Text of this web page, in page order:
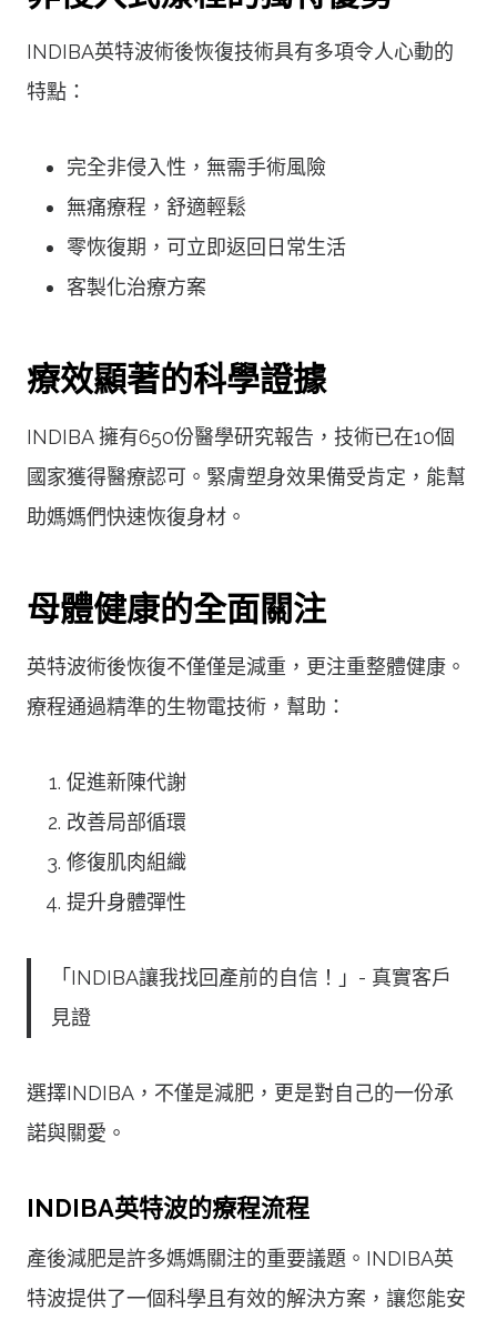
INDIBA英特波術後恢復技術具有多項令人心動的
特點：
完全非侵入性，無需手術風險
無痛療程，舒適輕鬆
零恢復期，可立即返回日常生活
客製化治療方案
療效顯著的科學證據
INDIBA 擁有650份醫學研究報告，技術已在10個
國家獲得醫療認可。緊膚塑身效果備受肯定，能幫
助媽媽們快速恢復身材。
母體健康的全面關注
英特波術後恢復不僅僅是減重，更注重整體健康。
療程通過精準的生物電技術，幫助：
促進新陳代謝
改善局部循環
修復肌肉組織
提升身體彈性
「INDIBA讓我找回產前的自信！」- 真實客戶
見證
選擇INDIBA，不僅是減肥，更是對自己的一份承
諾與關愛。
INDIBA英特波的療程流程
產後減肥是許多媽媽關注的重要議題。INDIBA英
特波提供了一個科學且有效的解決方案，讓您能安